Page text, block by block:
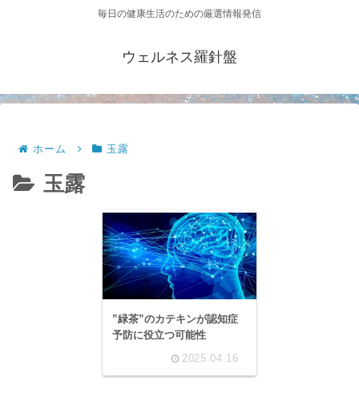
毎日の健康生活のための厳選情報発信
ウェルネス羅針盤
ホーム 玉露
玉露
”緑茶”のカテキンが認知症
予防に役立つ可能性
2025.04.16